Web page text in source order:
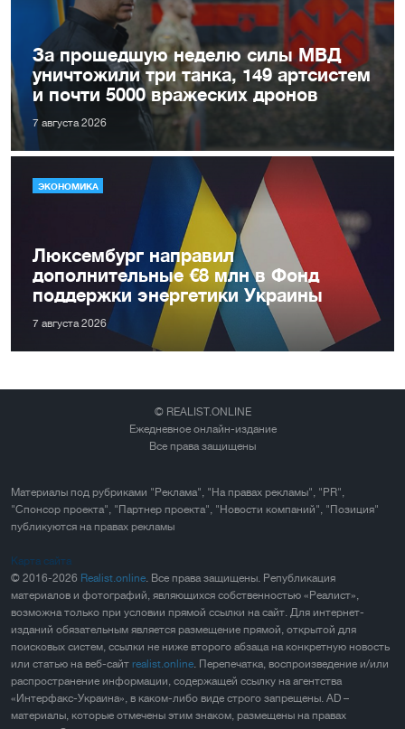
За прошедшую неделю силы МВД
уничтожили три танка, 149 артсистем
и почти 5000 вражеских дронов
7 августа 2026
ЭКОНОМИКА
Люксембург направил
дополнительные €8 млн в Фонд
поддержки энергетики Украины
7 августа 2026
© REALIST.ONLINE
Ежедневное онлайн-издание
Все права защищены
Материалы под рубриками "Реклама", "На правах рекламы", "PR",
"Спонсор проекта", "Партнер проекта", "Новости компаний", "Позиция"
публикуются на правах рекламы
Карта сайта
© 2016-2026 Realist.online. Все права защищены. Републикация
материалов и фотографий, являющихся собственностью «Реалист»,
возможна только при условии прямой ссылки на сайт. Для интернет-
изданий обязательным является размещение прямой, открытой для
поисковых систем, ссылки не ниже второго абзаца на конкретную новость
или статью на веб-сайт realist.online. Перепечатка, воспроизведение и/или
распространение информации, содержащей ссылку на агентства
«Интерфакс-Украина», в каком-либо виде строго запрещены. AD –
материалы, которые отмечены этим знаком, размещены на правах